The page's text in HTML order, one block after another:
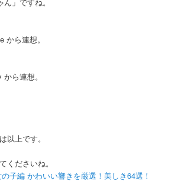
から連想。
ら連想。
以上です。
くださいね。
子編 かわいい響きを厳選！美しき64選！